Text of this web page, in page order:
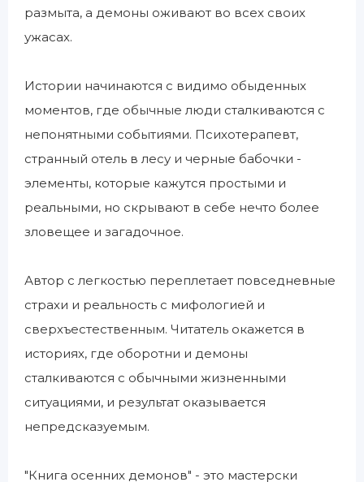
размыта, а демоны оживают во всех своих
ужасах.
Истории начинаются с видимо обыденных
моментов, где обычные люди сталкиваются с
непонятными событиями. Психотерапевт,
странный отель в лесу и черные бабочки -
элементы, которые кажутся простыми и
реальными, но скрывают в себе нечто более
зловещее и загадочное.
Автор с легкостью переплетает повседневные
страхи и реальность с мифологией и
сверхъестественным. Читатель окажется в
историях, где оборотни и демоны
сталкиваются с обычными жизненными
ситуациями, и результат оказывается
непредсказуемым.
"Книга осенних демонов" - это мастерски